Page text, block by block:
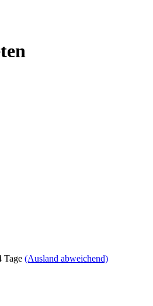
Tage (Ausland abweichend)